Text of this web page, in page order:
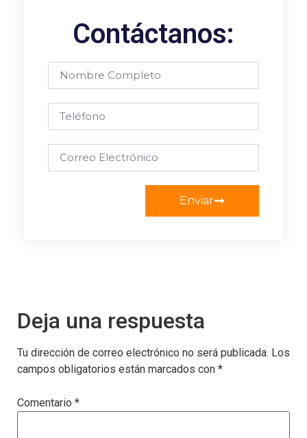
Contáctanos:
Enviar
Deja una respuesta
Tu dirección de correo electrónico no será publicada. Los
campos obligatorios están marcados con *
Comentario *